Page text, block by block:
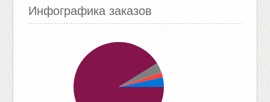
Инфографика заказов